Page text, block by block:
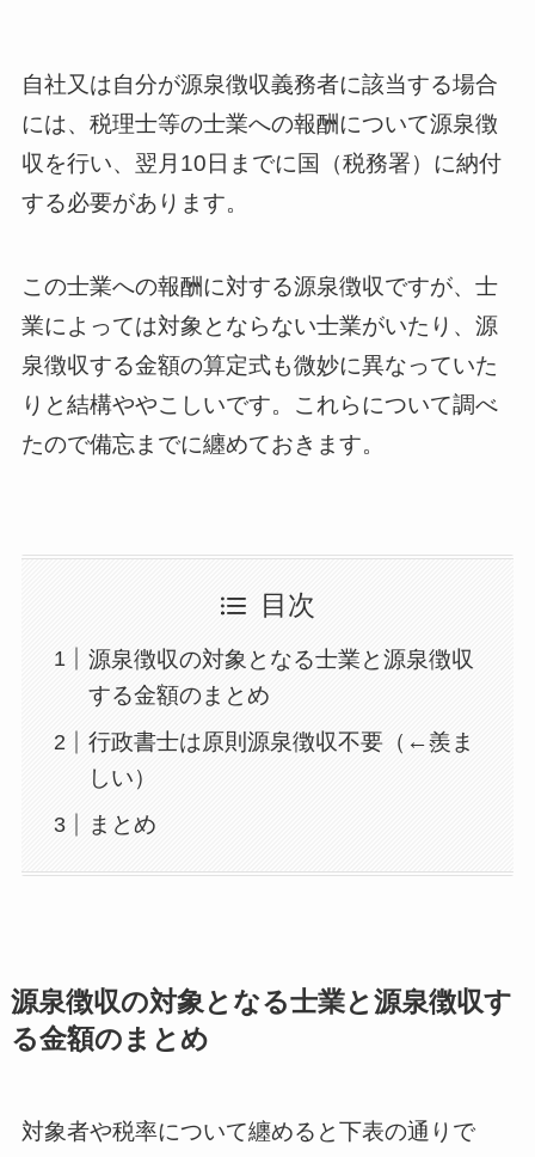
自社又は自分が源泉徴収義務者に該当する場合
には、税理士等の士業への報酬について源泉徴
収を行い、翌月10日までに国（税務署）に納付
する必要があります。
この士業への報酬に対する源泉徴収ですが、士
業によっては対象とならない士業がいたり、源
泉徴収する金額の算定式も微妙に異なっていた
りと結構ややこしいです。これらについて調べ
たので備忘までに纏めておきます。
目次
源泉徴収の対象となる士業と源泉徴収
する金額のまとめ
行政書士は原則源泉徴収不要（←羨ま
しい）
まとめ
源泉徴収の対象となる士業と源泉徴収す
る金額のまとめ
対象者や税率について纏めると下表の通りで